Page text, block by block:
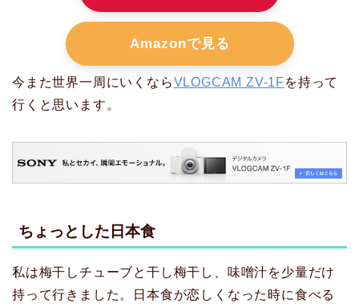
Amazonで見る
今また世界一周にいくならVLOGCAM ZV-1Fを持って
行くと思います。
ちょっとした日本食
私は梅干しチューブと干し梅干し、味噌汁を少量だけ
持って行きました。日本食が恋しくなった時に食べる